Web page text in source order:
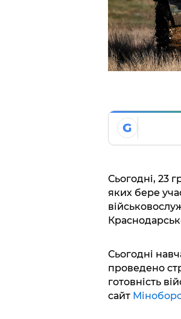
G
Сьогодні, 23
яких бере
Сьогодні
проведено
готовність
сайт